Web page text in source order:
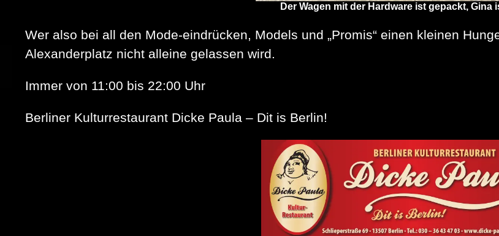
Der Wagen mit der Hardware ist gepackt, Gina
Wer also bei all den Mode-eindrücken, Models und „Promis“ einen kleinen
Alexanderplatz nicht alleine gelassen wird.
Immer von 11:00 bis 22:00 Uhr
Berliner Kulturrestaurant Dicke Paula – Dit is Berlin!